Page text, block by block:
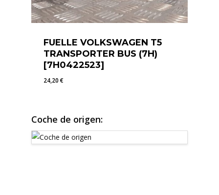
FUELLE VOLKSWAGEN T5
TRANSPORTER BUS (7H)
[7H0422523]
24,20€
Coche de origen: